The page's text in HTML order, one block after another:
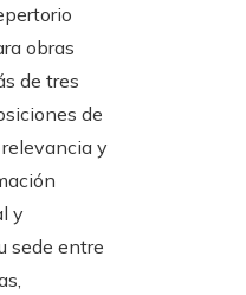
obras
de tres
de
y
y
sede entre